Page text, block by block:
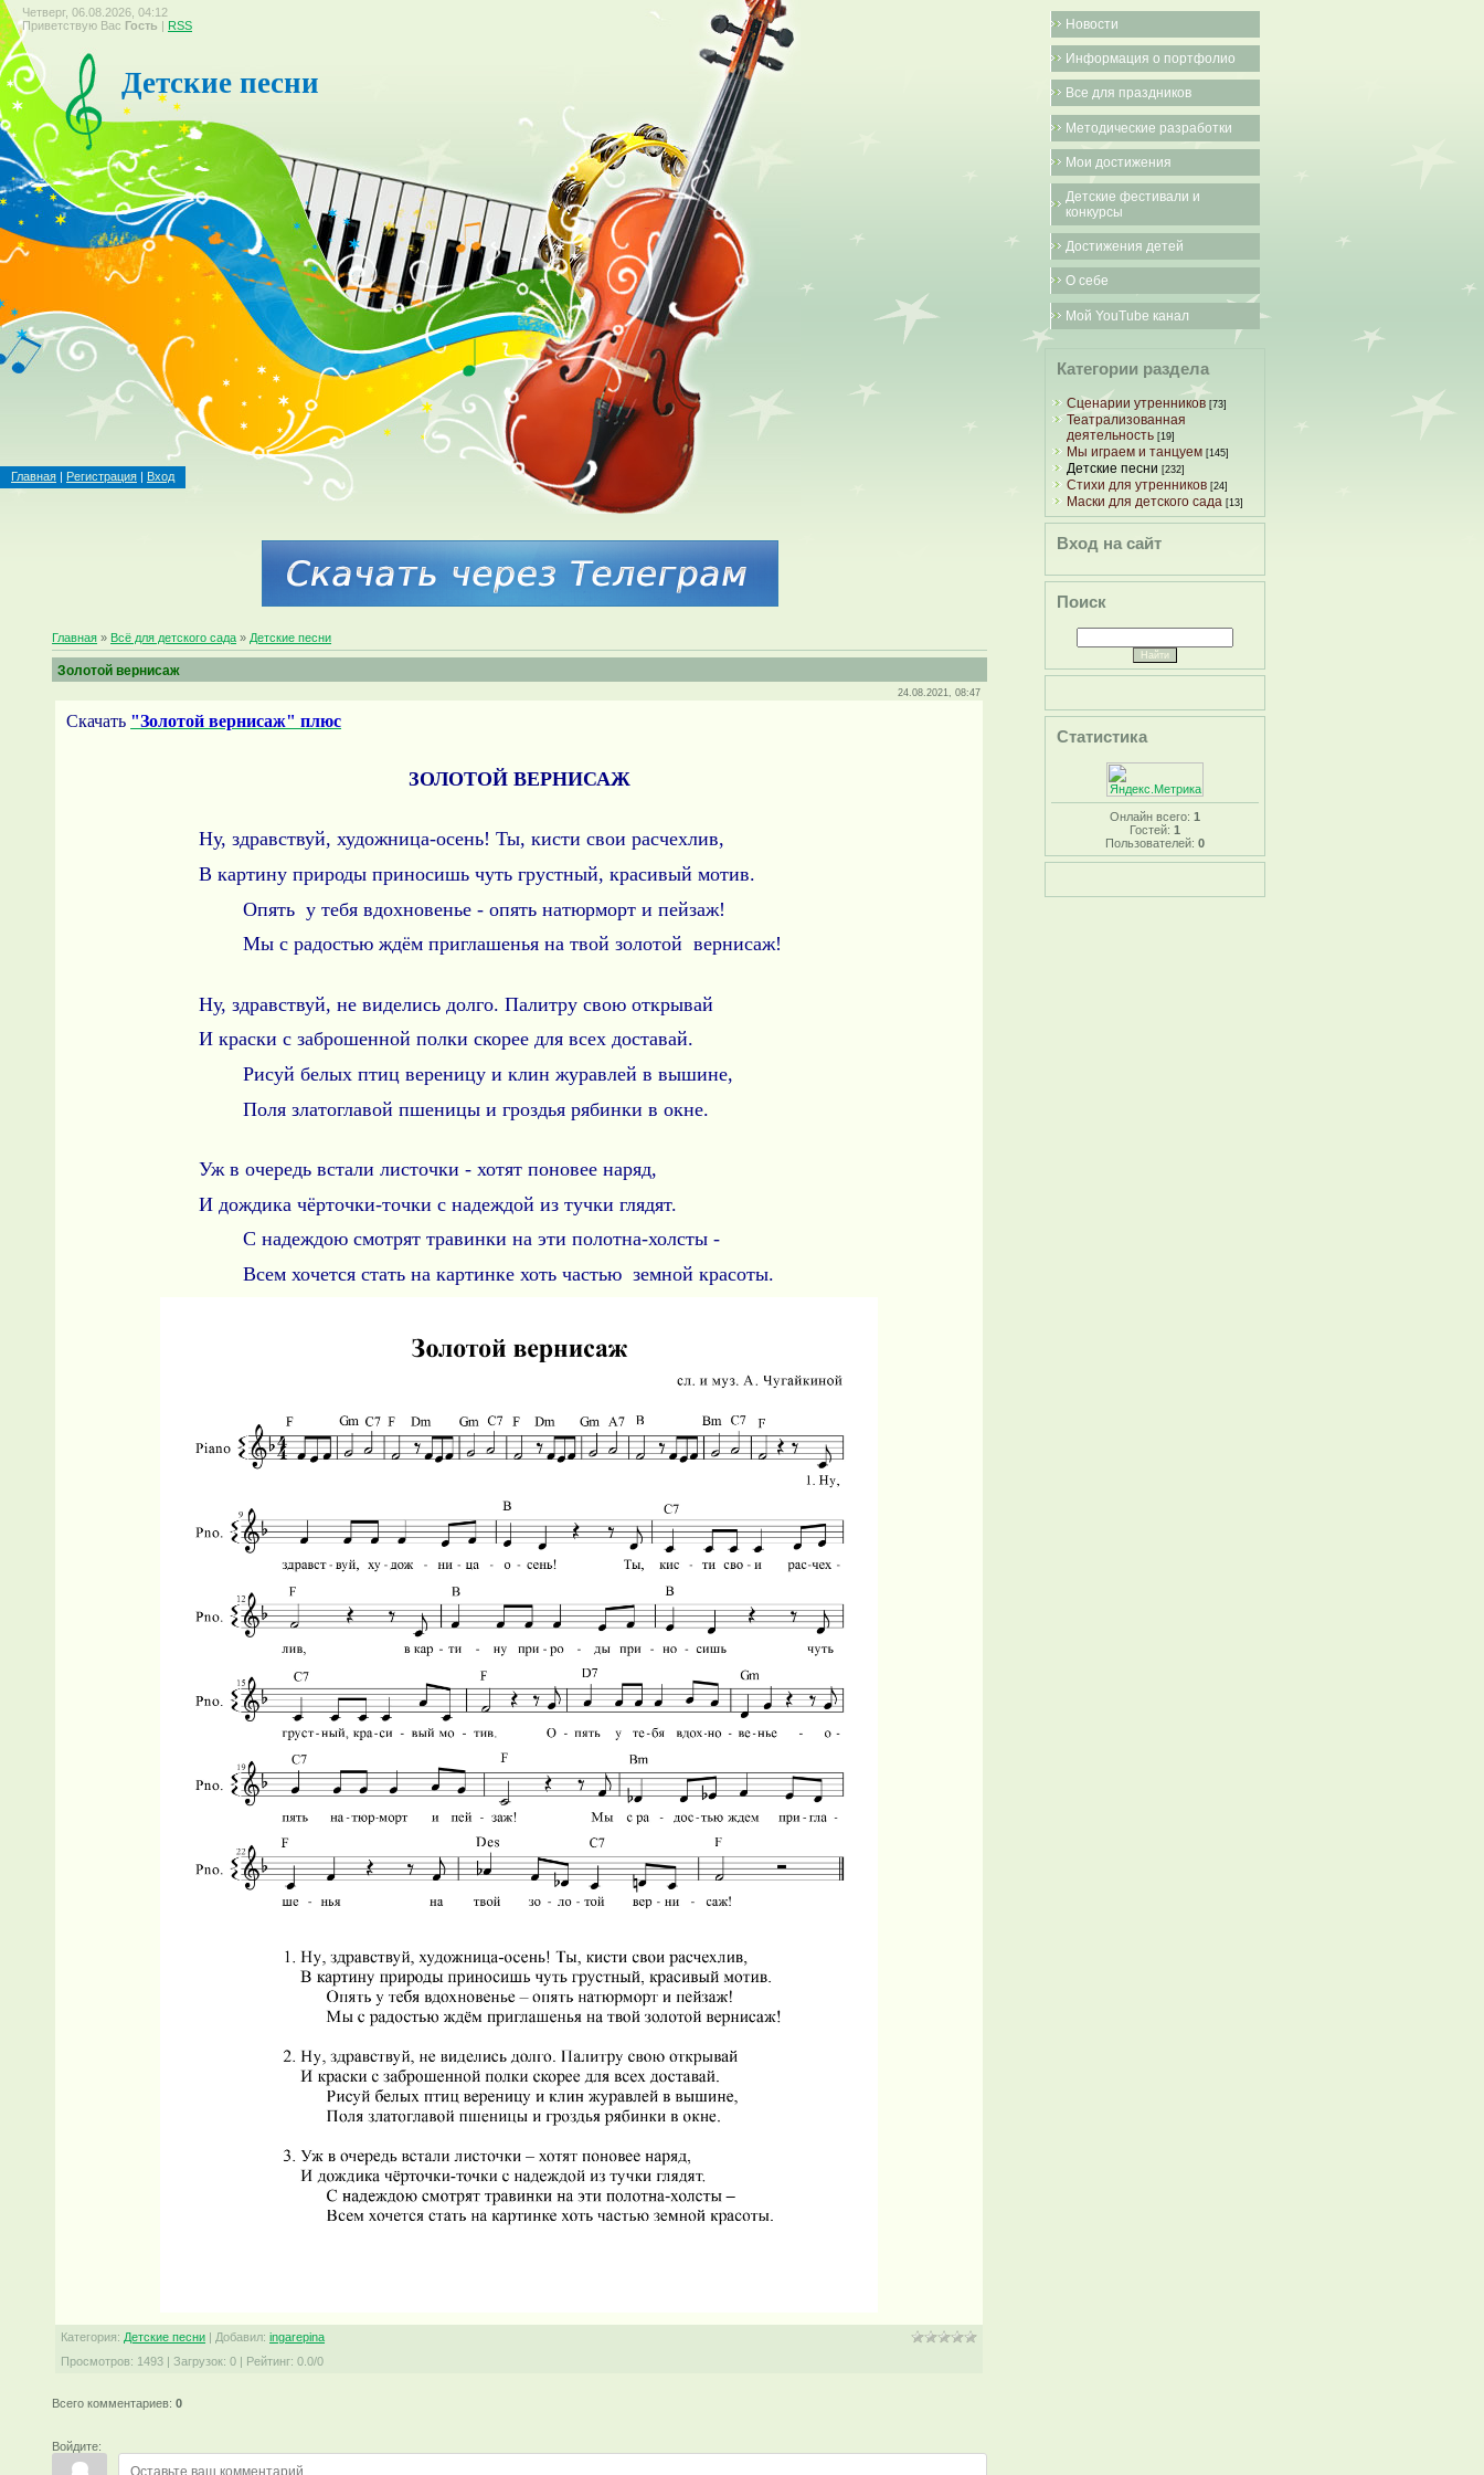
Четверг, 06.08.2026, 04:12
Приветствую Вас Гость | RSS
Детские песни
Главная | Регистрация | Вход
Главная » Всё для детского сада » Детские песни
Золотой вернисаж
24.08.2021, 08:47
Скачать "Золотой вернисаж" плюс
ЗОЛОТОЙ ВЕРНИСАЖ
Ну, здравствуй, художница-осень! Ты, кисти свои расчехлив,
В картину природы приносишь чуть грустный, красивый мотив.
Опять у тебя вдохновенье - опять натюрморт и пейзаж!
Мы с радостью ждём приглашенья на твой золотой вернисаж!
Ну, здравствуй, не виделись долго. Палитру свою открывай
И краски с заброшенной полки скорее для всех доставай.
Рисуй белых птиц вереницу и клин журавлей в вышине,
Поля златоглавой пшеницы и гроздья рябинки в окне.
Уж в очередь встали листочки - хотят поновее наряд,
И дождика чёрточки-точки с надеждой из тучки глядят.
С надеждою смотрят травинки на эти полотна-холсты -
Всем хочется стать на картинке хоть частью земной красоты.
Категория: Детские песни | Добавил: ingarepina
Просмотров: 1493 |Загрузок: 0 | Рейтинг: 0.0/0
Всего комментариев:0
Войдите:
Новости
Информация о портфолио
Все для праздников
Методические разработки
Мои достижения
Детские фестивали и
конкурсы
Достижения детей
О себе
Мой YouTube канал
Категории раздела
Сценарии утренников [73]
Театрализованная
деятельность [19]
Мы играем и танцуем [145]
Детские песни [232]
Стихи для утренников [24]
Маски для детского сада [13]
Вход на сайт
Поиск
Статистика
Онлайн всего: 1
Гостей: 1
Пользователей: 0